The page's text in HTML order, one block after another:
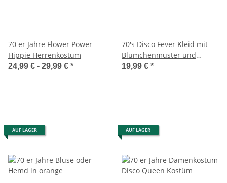
70 er Jahre Flower Power
Hippie Herrenkostüm
24,99 € - 29,99 € *
70's Disco Fever Kleid mit
Blümchenmuster und
Gürtel
19,99 € *
AUF LAGER AUF LAGER